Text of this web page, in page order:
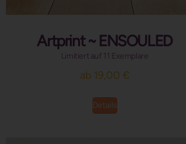
Artprint ~ ENSOULED
Limitiert auf 11 Exemplare
ab 19,00 €
Details